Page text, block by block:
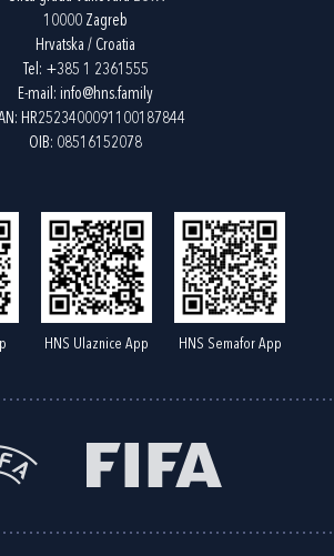
10000 Zagreb
Hrvatska / Croatia
Tel: +385 1 2361555
E-mail: info@hns.family
HR2523400091100187844
OIB: 08516152078
HNS Ulaznice App HNS Semafor App